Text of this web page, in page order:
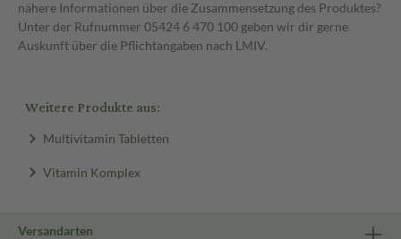
nähere Informationen über die Zusammensetzung des Produktes?
Unter der Rufnummer 05424 6 470 100 geben wir dir gerne
Auskunft über die Pflichtangaben nach LMIV.
Weitere Produkte aus:
Multivitamin Tabletten
Vitamin Komplex
Versandarten